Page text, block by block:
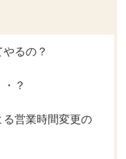
るの？
？
営業時間変更の